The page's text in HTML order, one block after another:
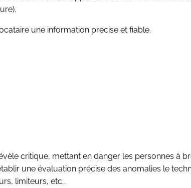
une information précise et fiable.
critique, mettant en danger les personnes à
une évaluation précise des anomalies le
limiteurs, etc…